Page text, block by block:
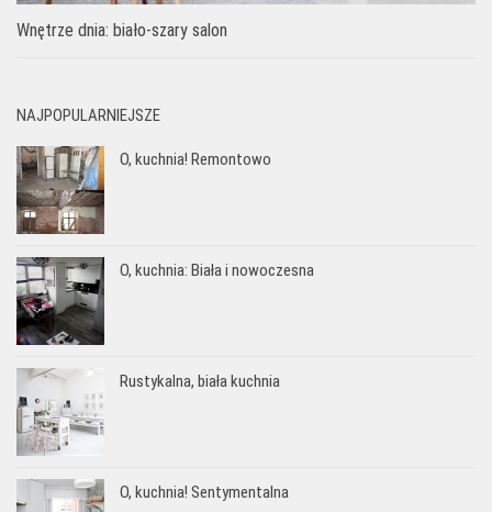
Wnętrze dnia: biało-szary salon
NAJPOPULARNIEJSZE
O, kuchnia! Remontowo
O, kuchnia: Biała i nowoczesna
Rustykalna, biała kuchnia
O, kuchnia! Sentymentalna